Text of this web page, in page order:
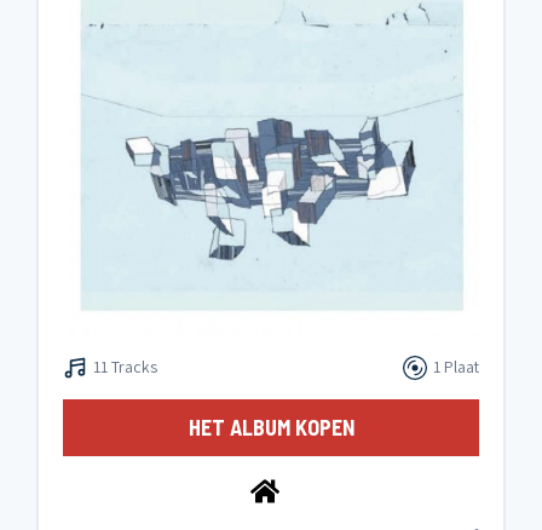
11 Tracks 1 Plaat
HET ALBUM KOPEN